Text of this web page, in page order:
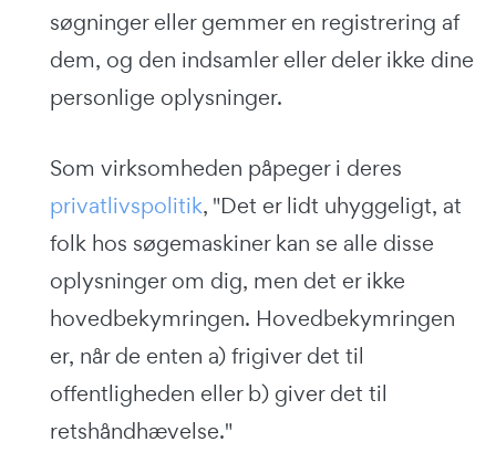
søgninger eller gemmer en registrering af
dem, og den indsamler eller deler ikke dine
personlige oplysninger.
Som virksomheden påpeger i deres
privatlivspolitik, "Det er lidt uhyggeligt, at
folk hos søgemaskiner kan se alle disse
oplysninger om dig, men det er ikke
hovedbekymringen. Hovedbekymringen
er, når de enten a) frigiver det til
offentligheden eller b) giver det til
retshåndhævelse."